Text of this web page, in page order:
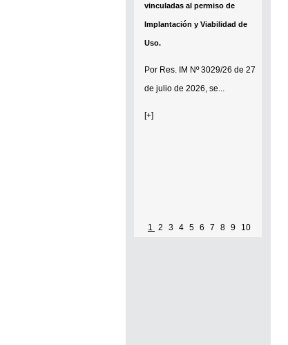
vinculadas al permiso de
Implantación y Viabilidad de
Uso.
Por Res. IM Nº 3029/26 de 27
de julio de 2026, se...
[+]
1 2 3 4 5 6 7 8 9 10